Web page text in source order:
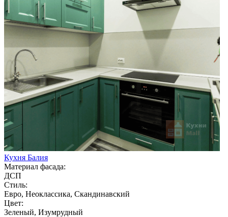
Кухня Балия
Материал фасада:
ДСП
Стиль:
Евро, Неоклассика, Скандинавский
Цвет:
Зеленый, Изумрудный